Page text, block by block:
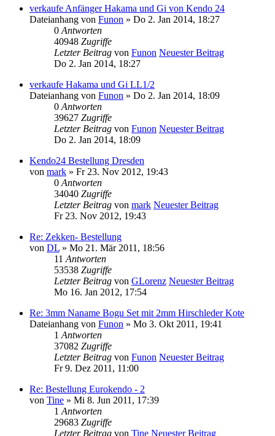
verkaufe Anfänger Hakama und Gi von Kendo 24
Dateianhang von Funon » Do 2. Jan 2014, 18:27
0 Antworten
40948 Zugriffe
Letzter Beitrag von Funon Neuester Beitrag
Do 2. Jan 2014, 18:27
verkaufe Hakama und Gi LL1/2
Dateianhang von Funon » Do 2. Jan 2014, 18:09
0 Antworten
39627 Zugriffe
Letzter Beitrag von Funon Neuester Beitrag
Do 2. Jan 2014, 18:09
Kendo24 Bestellung Dresden
von mark » Fr 23. Nov 2012, 19:43
0 Antworten
34040 Zugriffe
Letzter Beitrag von mark Neuester Beitrag
Fr 23. Nov 2012, 19:43
Re: Zekken- Bestellung
von DL » Mo 21. Mär 2011, 18:56
11 Antworten
53538 Zugriffe
Letzter Beitrag von GLorenz Neuester Beitrag
Mo 16. Jan 2012, 17:54
Re: 3mm Naname Bogu Set mit 2mm Hirschleder Kote
Dateianhang von Funon » Mo 3. Okt 2011, 19:41
1 Antworten
37082 Zugriffe
Letzter Beitrag von Funon Neuester Beitrag
Fr 9. Dez 2011, 11:00
Re: Bestellung Eurokendo - 2
von Tine » Mi 8. Jun 2011, 17:39
1 Antworten
29683 Zugriffe
Letzter Beitrag von Tine Neuester Beitrag